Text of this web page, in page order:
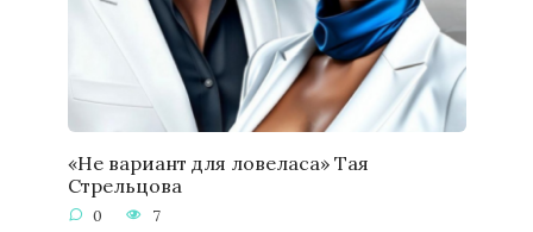
«Не вариант для ловеласа» Тая
Стрельцова
0 7